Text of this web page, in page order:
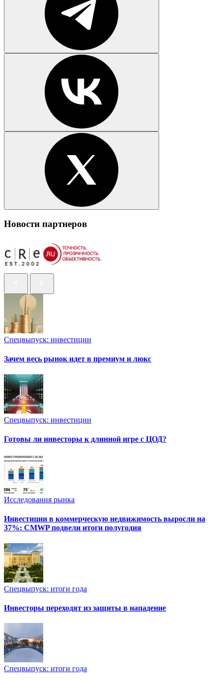
Новости партнеров
Спецвыпуск: инвестиции
Зачем весь рынок идет в премиум и люкс
Спецвыпуск: инвестиции
Готовы ли инвесторы к длинной игре с ЦОД?
Исследования рынка
Инвестиции в коммерческую недвижимость выросли на
37%: CMWP подвели итоги полугодия
Спецвыпуск: итоги года
Инвесторы переходят из защиты в нападение
Спецвыпуск: итоги года